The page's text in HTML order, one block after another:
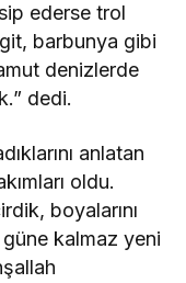
ederse trol
barbunya gibi
denizlerde
dedi.
anlatan
oldu.
boyalarını
güne kalmaz yeni